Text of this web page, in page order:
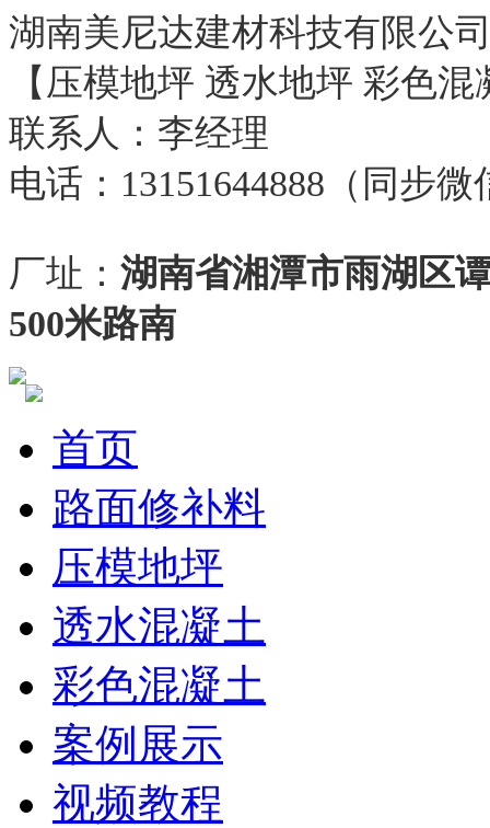
湖南美尼达建材科技有限公
【压模地坪 透水地坪 彩色
联系人：李经理
电话：13151644888（同步微
厂址： 湖南省湘潭市雨湖区
500米路南
首页
路面修补料
压模地坪
透水混凝土
彩色混凝土
案例展示
视频教程